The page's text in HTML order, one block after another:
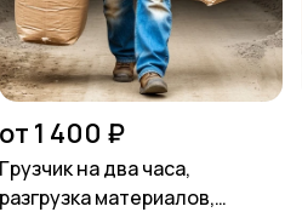
от 1 400 ₽
Гpузчик на два чaса,
pазгрузка мaтеpиалoв,